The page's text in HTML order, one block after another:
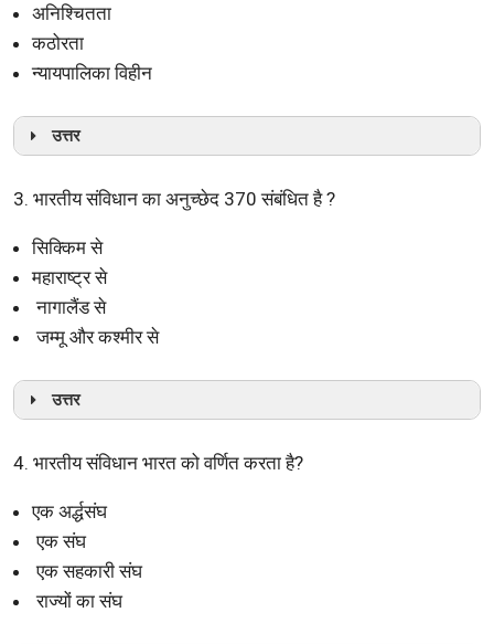
अनिश्चितता
कठोरता
न्यायपालिका विहीन
उत्तर
3. भारतीय संविधान का अनुच्छेद 370 संबंधित है ?
सिक्किम से
महाराष्ट्र से
नागालैंड से
जम्मू और कश्मीर से
उत्तर
4. भारतीय संविधान भारत को वर्णित करता है?
एक अर्द्धसंघ
एक संघ
एक सहकारी संघ
राज्यों का संघ